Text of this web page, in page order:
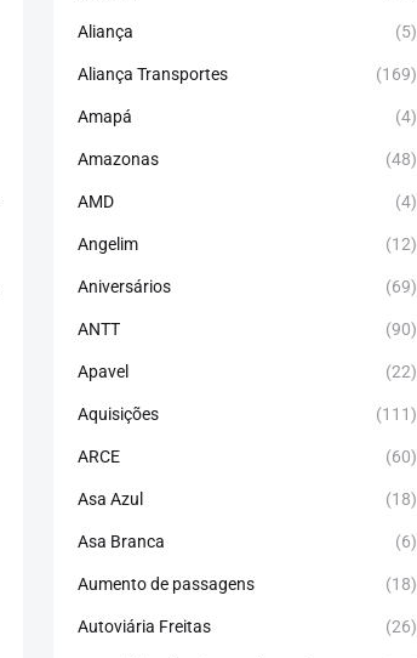
Aliança (5)
Aliança Transportes (169)
Amapá (4)
Amazonas (48)
AMD (4)
Angelim (12)
Aniversários (69)
ANTT (90)
Apavel (22)
Aquisições (111)
ARCE (60)
Asa Azul (18)
Asa Branca (6)
Aumento de passagens (18)
Autoviária Freitas (26)